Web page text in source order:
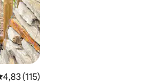
af 5 í meðaleinkunn, 115 umsagnir
4,83 (115)